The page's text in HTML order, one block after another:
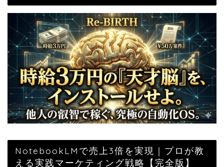
NotebookLMで売上3倍を実現｜プロが教
える実践マーケティング戦略【完全版】